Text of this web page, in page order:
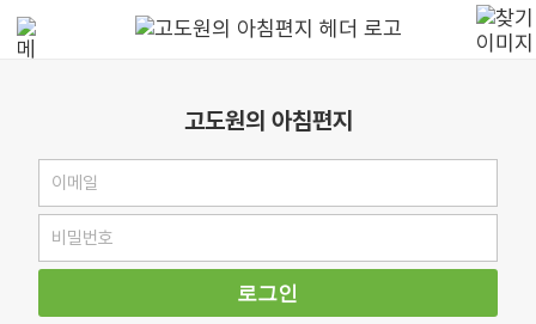
고도원의 아침편지
로그인